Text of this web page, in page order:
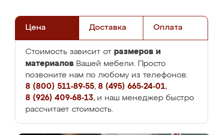
Цена Доставка Оплата
Стоимость зависит от размеров и
материалов Вашей мебели. Просто
позвоните нам по любому из телефонов:
8 (800) 511-89-55, 8 (495) 665-24-01,
8 (926) 409-68-13, и наш менеджер быстро
рассчитает стоимость.